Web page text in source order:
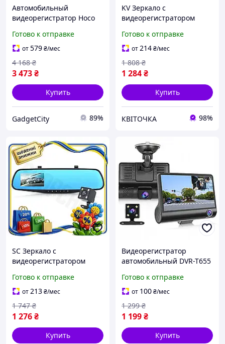
Автомобильный
видеорегистратор Hoco
хорошего качества,
Фронтальный
авторестратор с
широким углом обзора
170°
Готово к отправке
от579₴/мес
3 473₴
4 168 ₴
Купить
GadgetCity 89%
KV Зеркало с
видеорегистратором
черное 4,3 дюйма для
авто с двумя камерами
Full HD 99/KVI
Готово к отправке
от214₴/мес
1 284₴
1 808 ₴
Купить
КВІТОЧКА 98%
SC Зеркало с
видеорегистратором
blackbox 4.3 дюйма Full
HD 2 камеры для
автомобил CH2_99K
Готово к отправке
от213₴/мес
1 276₴
1 747 ₴
Купить
Видеорегистратор
автомобильный DVR-T655
Готово к отправке
от 100₴/мес
1 199₴
1 299 ₴
Купить